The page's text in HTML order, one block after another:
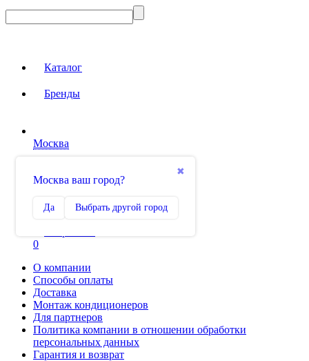
Каталог
Бренды
Москва
✖
Москва ваш город?
Да Выбрать другой город
Сравнение
0
О компании
Способы оплаты
Доставка
Монтаж кондиционеров
Для партнеров
Политика компании в отношении обработки
персональных данных
Гарантия и возврат